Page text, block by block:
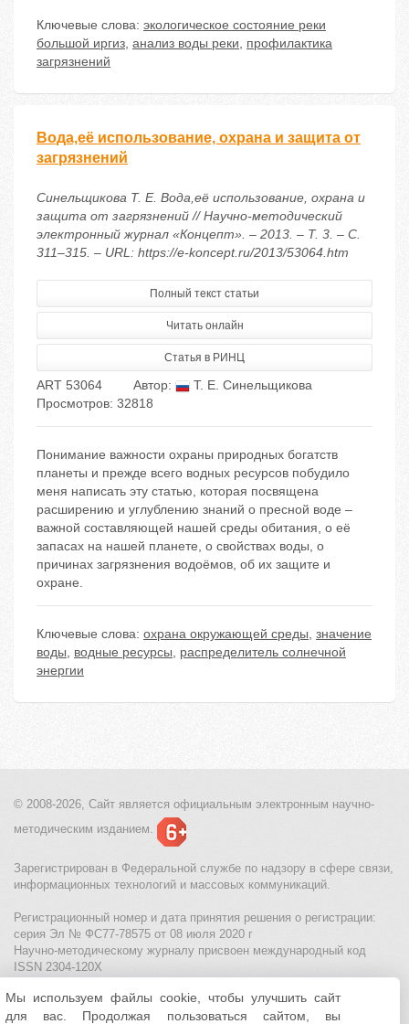
Ключевые слова: экологическое состояние реки
большой иргиз, анализ воды реки, профилактика
загрязнений
Вода,её использование, охрана и защита от
загрязнений
Синельщикова Т. Е. Вода,её использование, охрана и
защита от загрязнений // Научно-методический
электронный журнал «Концепт». – 2013. – Т. 3. – С.
311–315. – URL: https://e-koncept.ru/2013/53064.htm
Полный текст статьи
Читать онлайн
Статья в РИНЦ
ART 53064 Автор:
Т. Е. Синельщикова
Просмотров: 32818
Понимание важности охраны природных богатств
планеты и прежде всего водных ресурсов побудило
меня написать эту статью, которая посвящена
расширению и углублению знаний о пресной воде –
важной составляющей нашей среды обитания, о её
запасах на нашей планете, о свойствах воды, о
причинах загрязнения водоёмов, об их защите и
охране.
Ключевые слова: охрана окружающей среды, значение
воды, водные ресурсы, распределитель солнечной
энергии
© 2008-2026, Сайт является официальным электронным научно-
методическим изданием.
Зарегистрирован в Федеральной службе по надзору в сфере связи,
информационных технологий и массовых коммуникаций.
Регистрационный номер и дата принятия решения о регистрации:
серия Эл № ФС77-78575 от 08 июля 2020 г
Научно-методическому журналу присвоен международный код
ISSN 2304-120X
МЦИТО|Школьные олимпиады и онлайн конкурсы для детей
Политика использования файлов cookie| Политика обработки и
Мы используем файлы cookie, чтобы улучшить сайт
для вас. Продолжая пользоваться сайтом, вы